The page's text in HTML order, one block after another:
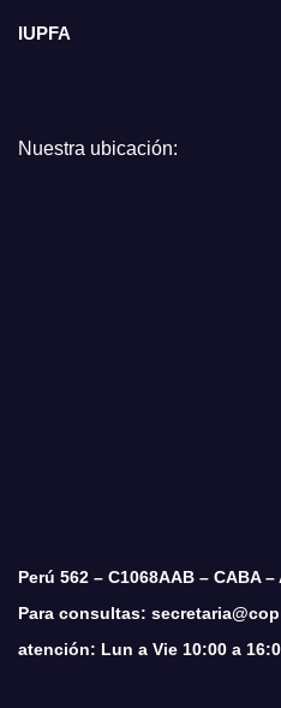
IUPFA
Nuestra ubicación:
Perú 562 – C1068AAB – CABA
Para consultas:
atención: Lun a Vie 10:00 a